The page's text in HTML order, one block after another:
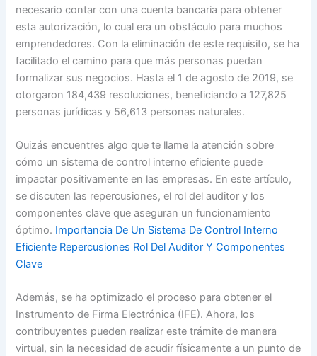
necesario contar con una cuenta bancaria para obtener
esta autorización, lo cual era un obstáculo para muchos
emprendedores. Con la eliminación de este requisito, se ha
facilitado el camino para que más personas puedan
formalizar sus negocios. Hasta el 1 de agosto de 2019, se
otorgaron 184,439 resoluciones, beneficiando a 127,825
personas jurídicas y 56,613 personas naturales.
Quizás encuentres algo que te llame la atención sobre
cómo un sistema de control interno eficiente puede
impactar positivamente en las empresas. En este artículo,
se discuten las repercusiones, el rol del auditor y los
componentes clave que aseguran un funcionamiento
óptimo. Importancia De Un Sistema De Control Interno
Eficiente Repercusiones Rol Del Auditor Y Componentes
Clave
Además, se ha optimizado el proceso para obtener el
Instrumento de Firma Electrónica (IFE). Ahora, los
contribuyentes pueden realizar este trámite de manera
virtual, sin la necesidad de acudir físicamente a un punto de